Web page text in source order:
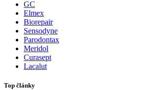
GC
Elmex
Biorepair
Sensodyne
Parodontax
Meridol
Curasept
Lacalut
Top články